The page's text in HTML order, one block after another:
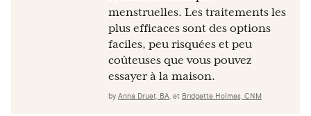
menstruelles. Les traitements les
plus efficaces sont des options
faciles, peu risquées et peu
coûteuses que vous pouvez
essayer à la maison.
by Anna Druet, BA, et Bridgette Holmes, CNM